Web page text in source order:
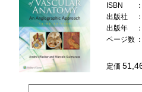
ISBN
出版社
出版年
ページ数
定価